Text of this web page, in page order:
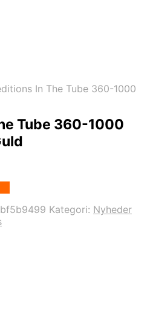
In The Tube 360-1000
Tube 360-1000
Kategori: Nyheder